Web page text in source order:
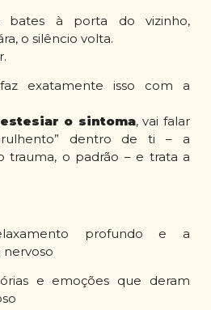
bates à porta do vizinho,
o silêncio volta.
exatamente isso com a
o sintoma, vai falar
dentro de ti – a
trauma, o padrão – e trata a
profundo e a
nervoso
e emoções que deram